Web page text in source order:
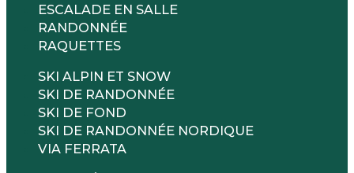
ESCALADE EN SALLE
RANDONNÉE
RAQUETTES
SKI ALPIN ET SNOW
SKI DE RANDONNÉE
SKI DE FOND
SKI DE RANDONNÉE NORDIQUE
VIA FERRATA